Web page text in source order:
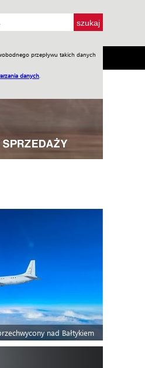
przepływu takich danych
danych
Praca w WIW
nad Bałtykiem